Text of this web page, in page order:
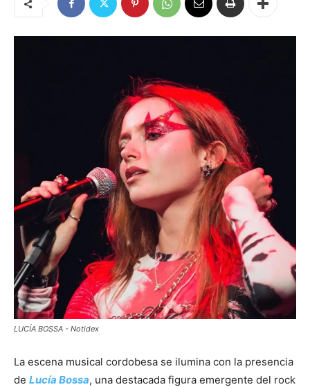
LUCÍA BOSSA - Notidex
La escena musical cordobesa se ilumina con la presencia
de Lucía Bossa, una destacada figura emergente del rock